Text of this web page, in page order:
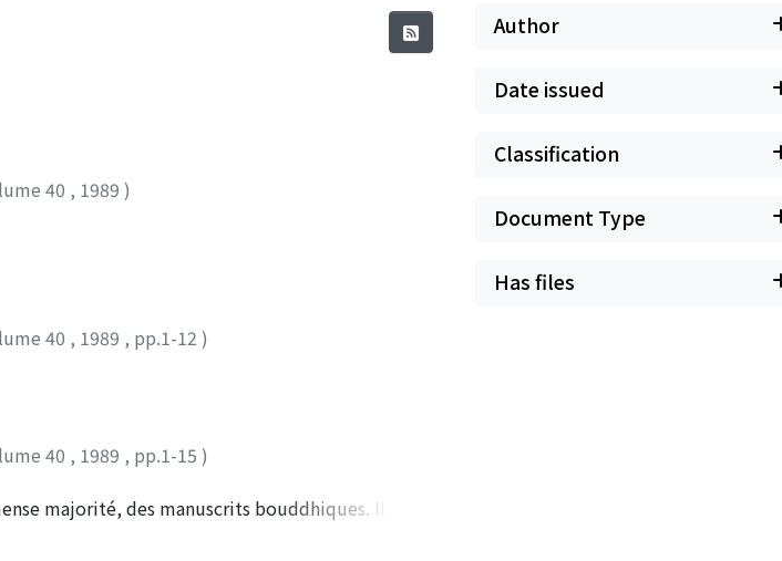
40 , 1989 )
40 , 1989 , pp.1-12 )
40 , 1989 , pp.1-15 )
majorité, des manuscrits bouddhiques. Il est
possible d'expliquer leur présence dans les fonds
Author
Date issued
Classification
Document Type
Has files